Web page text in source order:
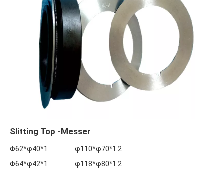
Slitting Top -Messer
Φ62*φ40*1 φ110*φ70*1.2
Φ64*φ42*1 φ118*φ80*1.2